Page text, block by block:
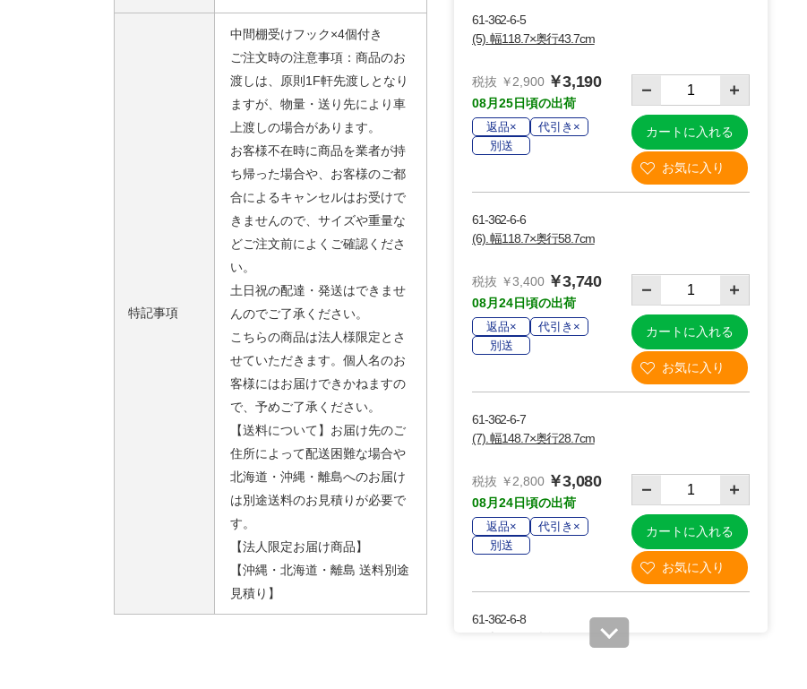
特記事項
中間棚受けフック×4個付き
ご注文時の注意事項：商品のお
渡しは、原則1F軒先渡しとなり
ますが、物量・送り先により車
上渡しの場合があります。
お客様不在時に商品を業者が持
ち帰った場合や、お客様のご都
合によるキャンセルはお受けで
きませんので、サイズや重量な
どご注文前によくご確認くださ
い。
土日祝の配達・発送はできませ
んのでご了承ください。
こちらの商品は法人様限定とさ
せていただきます。個人名のお
客様にはお届けできかねますの
で、予めご了承ください。
【送料について】お届け先のご
住所によって配送困難な場合や
北海道・沖縄・離島へのお届け
は別途送料のお見積りが必要で
す。
【法人限定お届け商品】
【沖縄・北海道・離島 送料別途
見積り】
61-362-6-5
(5). 幅118.7×奥行43.7cm
税抜 ￥2,900 ￥3,190
08月25日頃の出荷
返品×
代引き×
別送
カートに入れる
61-362-6-6
(6). 幅118.7×奥行58.7cm
税抜 ￥3,400 ￥3,740
08月24日頃の出荷
返品×
代引き×
別送
カートに入れる
61-362-6-7
(7). 幅148.7×奥行28.7cm
税抜 ￥2,800 ￥3,080
08月24日頃の出荷
返品×
代引き×
別送
カートに入れる
61-362-6-8